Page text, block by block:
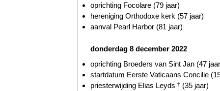
oprichting Focolare (79 jaar)
hereniging Orthodoxe kerk (57 jaar)
aanval Pearl Harbor (81 jaar)
donderdag 8 december 2022
oprichting Broeders van Sint Jan (47
startdatum Eerste Vaticaans Concilie
priesterwijding Elias Leyds † (35 jaar)